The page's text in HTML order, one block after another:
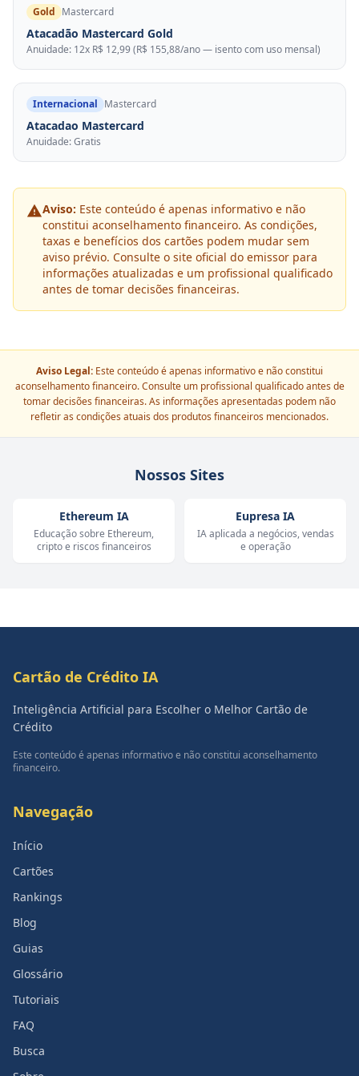
Gold Mastercard
Atacadão Mastercard Gold
Anuidade: 12x R$ 12,99 (R$ 155,88/ano — isento com uso mensal)
Internacional Mastercard
Atacadao Mastercard
Anuidade: Gratis
Aviso: Este conteúdo é apenas informativo e não
constitui aconselhamento financeiro. As condições,
taxas e benefícios dos cartões podem mudar sem
aviso prévio. Consulte o site oficial do emissor para
informações atualizadas e um profissional qualificado
antes de tomar decisões financeiras.
Aviso Legal: Este conteúdo é apenas informativo e não constitui
aconselhamento financeiro. Consulte um profissional qualificado antes de
tomar decisões financeiras. As informações apresentadas podem não
refletir as condições atuais dos produtos financeiros mencionados.
Nossos Sites
Ethereum IA
Educação sobre Ethereum,
cripto e riscos financeiros
Eupresa IA
IA aplicada a negócios, vendas
e operação
Cartão de Crédito IA
Inteligência Artificial para Escolher o Melhor Cartão de
Crédito
Este conteúdo é apenas informativo e não constitui aconselhamento
financeiro.
Navegação
Início
Cartões
Rankings
Blog
Guias
Glossário
Tutoriais
FAQ
Busca